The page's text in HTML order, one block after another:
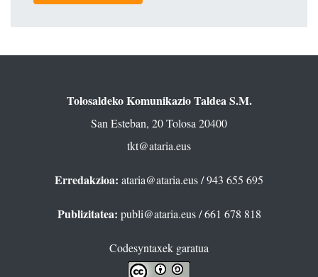
Tolosaldeko Komunikazio Taldea S.M.
San Esteban, 20 Tolosa 20400
tkt@ataria.eus
Erredakzioa: ataria@ataria.eus/ 943 655 695
Publizitatea: publi@ataria.eus/ 661 678 818
Codesyntaxek garatua